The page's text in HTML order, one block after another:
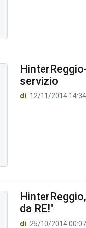
servizio
di 12/11/2014 14:34
da RE!"
di 25/10/2014 00:07